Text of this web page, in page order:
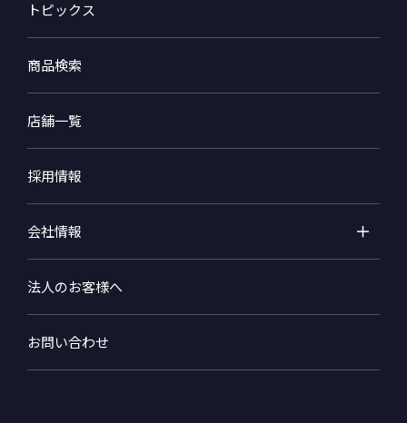
トピックス
商品検索
店舗一覧
採用情報
会社情報
法人のお客様へ
お問い合わせ